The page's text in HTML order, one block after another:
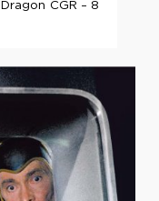
CGR – 8